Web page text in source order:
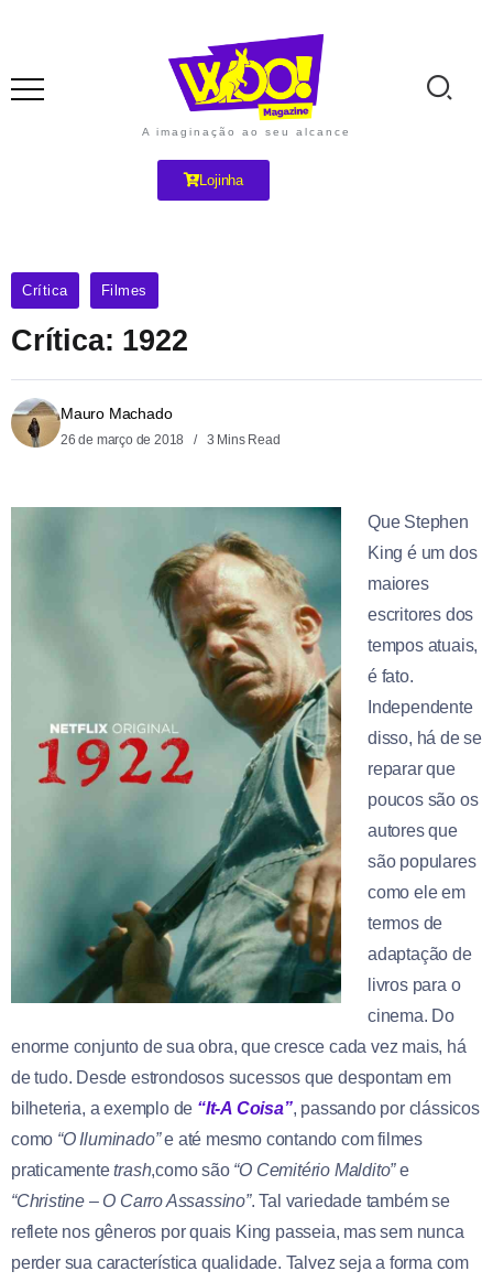
A imaginação ao seu alcance
Lojinha
Crítica Filmes
Crítica: 1922
Mauro Machado
26 de março de 2018 3 Mins Read
Que Stephen
King é um dos
maiores
escritores dos
tempos atuais,
é fato.
Independente
disso, há de se
reparar que
poucos são os
autores que
são populares
como ele em
termos de
adaptação de
livros para o
cinema. Do
enorme conjunto de sua obra, que cresce cada vez mais, há
de tudo. Desde estrondosos sucessos que despontam em
bilheteria, a exemplo de “It-A Coisa”, passando por clássicos
como “O Iluminado”e até mesmo contando com filmes
praticamentetrash,como são “O Cemitério Maldito”e
“Christine – O Carro Assassino”. Tal variedade também se
reflete nos gêneros por quais King passeia, mas sem nunca
perder sua característica qualidade. Talvez seja a forma com